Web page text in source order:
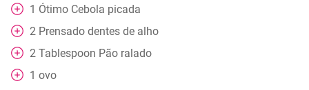
1 Ótimo Cebola picada
2 Prensado dentes de alho
2 Tablespoon Pão ralado
1 ovo